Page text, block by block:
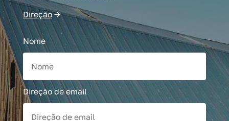
Direção→
Nome
Direção de email